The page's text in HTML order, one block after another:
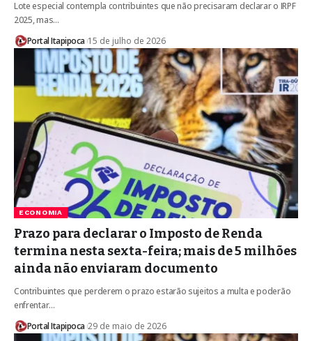
Lote especial contempla contribuintes que não precisaram declarar o IRPF
2025, mas…
Portal Itapipoca 15 de julho de 2026
ECONOMIA
Prazo para declarar o Imposto de Renda
termina nesta sexta-feira; mais de 5 milhões
ainda não enviaram documento
Contribuintes que perderem o prazo estarão sujeitos a multa e poderão
enfrentar…
Portal Itapipoca 29 de maio de 2026